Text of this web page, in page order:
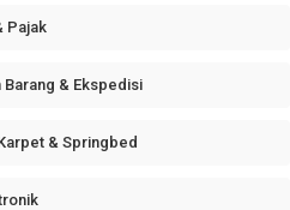
Pajak
& Ekspedisi
& Springbed